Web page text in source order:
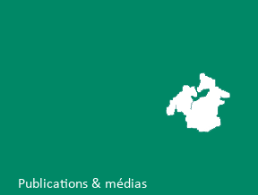
Publications & médias